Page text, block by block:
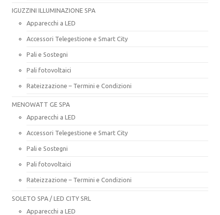
IGUZZINI ILLUMINAZIONE SPA
Apparecchi a LED
Accessori Telegestione e Smart City
Pali e Sostegni
Pali fotovoltaici
Rateizzazione – Termini e Condizioni
MENOWATT GE SPA
Apparecchi a LED
Accessori Telegestione e Smart City
Pali e Sostegni
Pali fotovoltaici
Rateizzazione – Termini e Condizioni
SOLETO SPA / LED CITY SRL
Apparecchi a LED